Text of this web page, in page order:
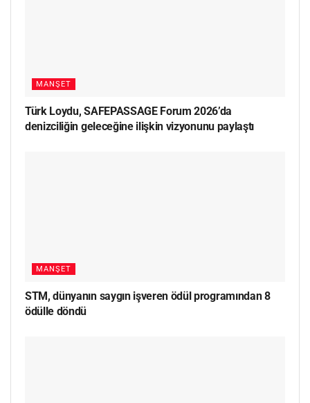
MANŞET
Türk Loydu, SAFEPASSAGE Forum 2026’da
denizciliğin geleceğine ilişkin vizyonunu paylaştı
MANŞET
STM, dünyanın saygın işveren ödül programından 8
ödülle döndü